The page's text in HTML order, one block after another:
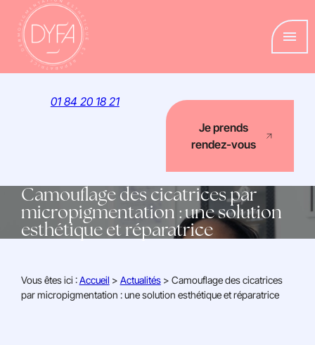
menu
01 84 20 18 21
Je prends
rendez-vous
Camouflage des cicatrices par
micropigmentation : une solution
esthétique et réparatrice
Vous êtes ici :Accueil > Actualités> Camouflage des cicatrices
par micropigmentation : une solution esthétique et réparatrice
Panneau de gestion des cookies